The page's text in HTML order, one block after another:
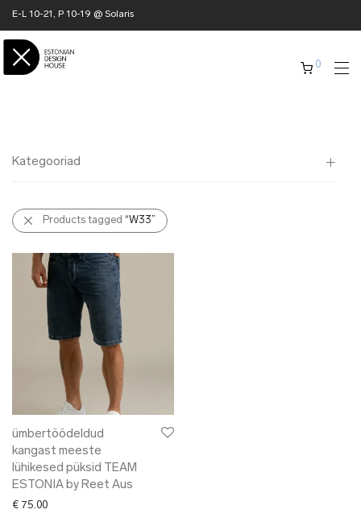
E-L 10-21, P 10-19 @ Solaris
0
Kategooriad
Kõik
✖ KODU
✖ RÕIVAD
✖ AKSESSUAARID
✖ KINGITUSED
✖ ONLY @ EDH
✖ LÕPUMÜÜK
✖ DISAINERID
Products tagged “W33”
ümbertöödeldud
kangast meeste
lühikesed püksid TEAM
ESTONIA by Reet Aus
€ 75.00